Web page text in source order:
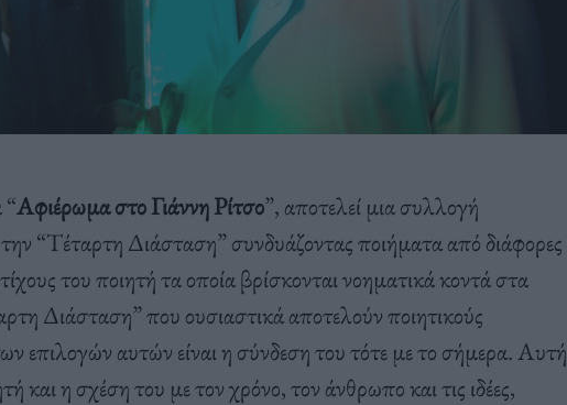
Αφιέρωμα στο Γιάννη Ρίτσο”, αποτελεί μια συλλογή
“Τέταρτη Διάσταση” συνδυάζοντας ποιήματα από διάφορες
του ποιητή τα οποία βρίσκονται νοηματικά κοντά στα
Διάσταση” που ουσιαστικά αποτελούν ποιητικούς
επιλογών αυτών είναι η σύνδεση του τότε με το σήμερα. Αυτή
και η σχέση του με τον χρόνο, τον άνθρωπο και τις ιδέες,